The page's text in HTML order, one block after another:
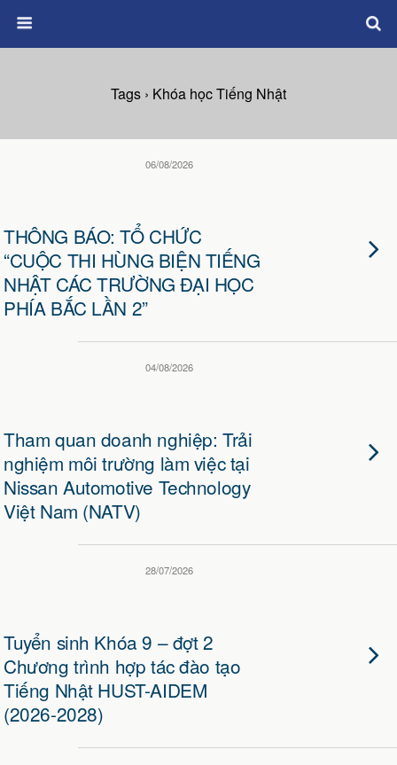
Tags › Khóa học Tiếng Nhật
06/08/2026
THÔNG BÁO: TỔ CHỨC
“CUỘC THI HÙNG BIỆN TIẾNG
NHẬT CÁC TRƯỜNG ĐẠI HỌC
PHÍA BẮC LẦN 2”
04/08/2026
Tham quan doanh nghiệp: Trải
nghiệm môi trường làm việc tại
Nissan Automotive Technology
Việt Nam (NATV)
28/07/2026
Tuyển sinh Khóa 9 – đợt 2
Chương trình hợp tác đào tạo
Tiếng Nhật HUST-AIDEM
(2026-2028)